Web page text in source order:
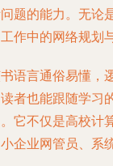
题的能力。无论
作中的网络规划
语言通俗易懂，
者也能跟随学习
它不仅是高校计
企业网管员、系